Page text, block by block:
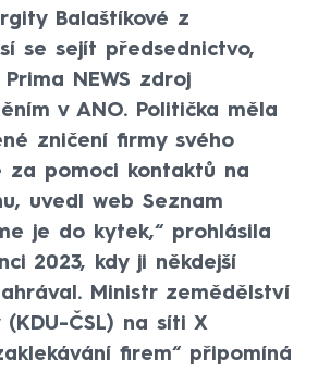
Balaštíkové z
se sejít předsednictvo,
NEWS zdroj
v ANO. Politička měla
zničení firmy svého
za pomoci kontaktů na
uvedl web Seznam
je do kytek,“ prohlásila
2023, kdy ji někdejší
Ministr zemědělství
(KDU-ČSL) na síti X
firem“ připomíná